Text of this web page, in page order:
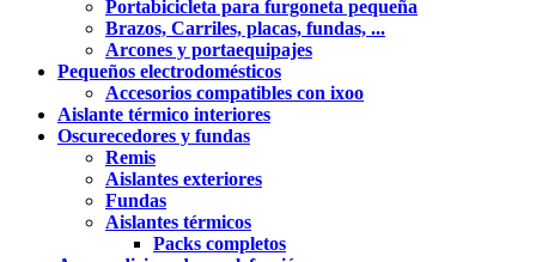
Portabicicleta para furgoneta pequeña
Brazos, Carriles, placas, fundas, ...
Arcones y portaequipajes
Pequeños electrodomésticos
Accesorios compatibles con ixoo
Aislante térmico interiores
Oscurecedores y fundas
Remis
Aislantes exteriores
Fundas
Aislantes térmicos
Packs completos